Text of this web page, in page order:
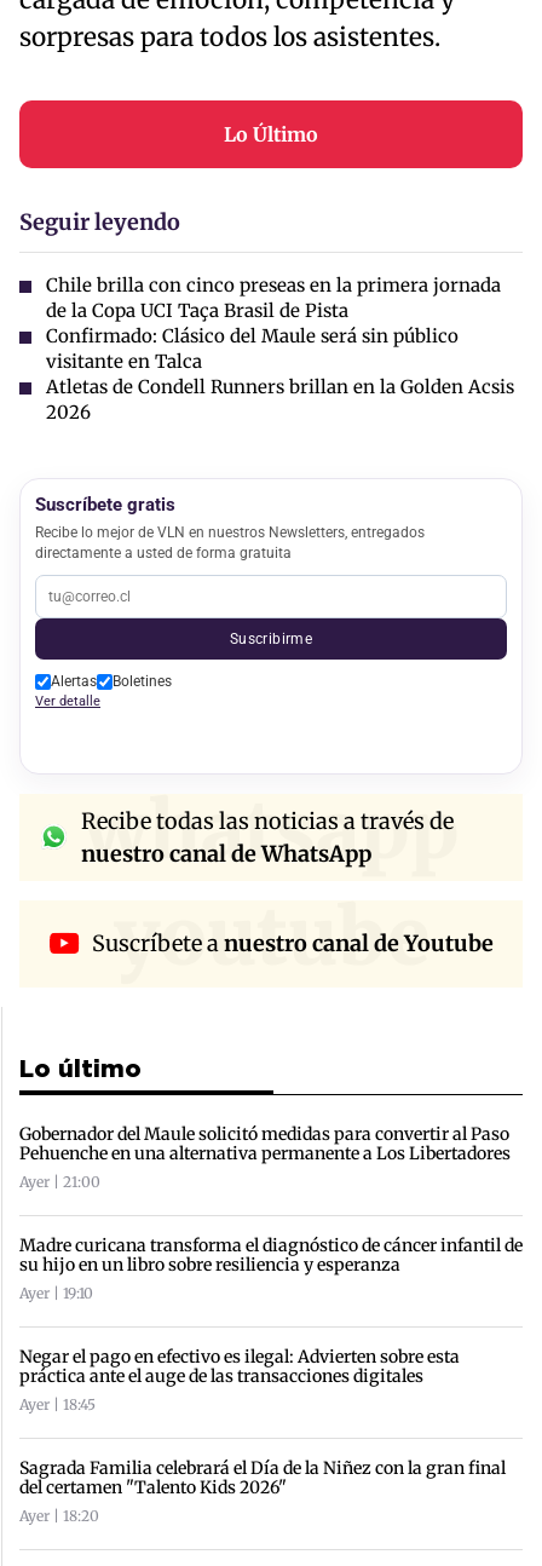
sorpresas para todos los asistentes.
Lo Último
Seguir leyendo
Chile brilla con cinco preseas en la primera jornada
de la Copa UCI Taça Brasil de Pista
Confirmado: Clásico del Maule será sin público
visitante en Talca
Atletas de Condell Runners brillan en la Golden Acsis
2026
Suscríbete gratis
Recibe lo mejor de VLN en nuestros Newsletters, entregados
directamente a usted de forma gratuita
Suscribirme
Alertas Boletines
Ver detalle
whatsapp
Recibe todas las noticias a través de
nuestro canal de WhatsApp
youtube
Suscríbete anuestro canal de Youtube
Lo último
Gobernador del Maule solicitó medidas para convertir al Paso
Pehuenche en una alternativa permanente a Los Libertadores
Ayer | 21:00
Madre curicana transforma el diagnóstico de cáncer infantil de
su hijo en un libro sobre resiliencia y esperanza
Ayer | 19:10
Negar el pago en efectivo es ilegal: Advierten sobre esta
práctica ante el auge de las transacciones digitales
Ayer | 18:45
Sagrada Familia celebrará el Día de la Niñez con la gran final
del certamen "Talento Kids 2026"
Ayer | 18:20